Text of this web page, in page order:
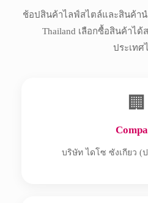
ช้อปสินค้าไลฟ์สไตล์และสินค้าน
Thailand เลือกซื้อสินค้าไ
ประเทศ
🏢
บริษัท ไดโซ ซังเกียว (